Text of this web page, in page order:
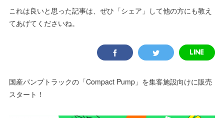
これは良いと思った記事は、ぜひ「シェア」して他の方にも教え
てあげてくださいね。
国産パンプトラックの「Compact Pump」を集客施設向けに販売
スタート！